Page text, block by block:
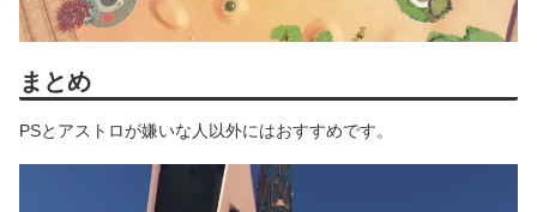
まとめ
PSとアストロが嫌いな人以外にはおすすめです。